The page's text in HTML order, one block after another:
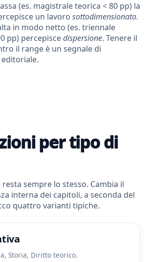
(es. magistrale teorica < 80 pp) la
un lavoro sottodimensionato.
in modo netto (es. triennale
pp) percepiscedispersione. Tenere il
il range è un segnale di
per tipo di
resta sempre lo stesso. Cambia il
interna dei capitoli, a seconda del
quattro varianti tipiche.
Storia, Diritto teorico.